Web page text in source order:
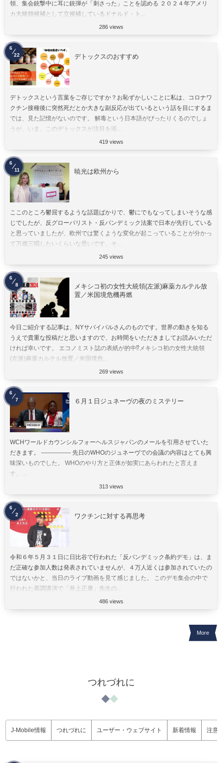
領、集会銃撃中に耳に銃弾が「刺さった」ことを認める ２０２４年アメリ
カ大統領候補として立候補しているドナルド・ト...
286 views
デトックスのおすすめ
デトックスという言葉をご存じですか？お恥ずかしいことに私は、コロナワ
クチン接種後に突然死だとか大きな副反応が出ているという話を目にするま
では、見た記憶がないのです。 解毒という日本語がぴったりくるのでしょ
うが、いま、このデトックスが注目を浴...
419 views
6
22
暁光は欧州から
ここのところ鬱屈するような話題ばかりで、鬱にでもなってしまいそうな感
じでしたが、反グローバリスト・反パンデミック法案で日本が先行している
と思っていましたが、欧州では驚くような変化が起こっていることが分かっ
て万歳三唱したいくらいな思いです。そ...
245 views
6
11
メキシコ初の女性大統領(左派)麻薬カルテル放
置／米国境危機再燃
今日ご紹介する記事は、NYサバイバルさんのものです。世界の動きを知る
うえで貴重な投稿だと思いますので、お時間をいただきましてお読みいただ
ければ幸いです。 エコノミスト誌の表紙が的中⁉︎メキシコ初の女性大統領
(左派)麻薬カルテル放置／米国境危...
269 views
6
8
６月１日ジュネーヴの夜のミステリー
WCHワールドカウンシルフォーヘルスジャパンのメールを引用させていた
だきます。 --------------- 先日のWHOのジュネーヴでの会議の内容はとても興
味深いものでした。 WHOのやり方と正体が如実にあらわれたと言えま
す。...
313 views
6
7
ワクチンに対する再思考
令和６年５月３１日に日比谷で行われた「反パンデミック条約デモ」は、ま
だ正確な参加人数は発表されていませんが、４万人近くは参加されていたの
ではないかと、当日のライブ動画を見て感じました。 このデモ集会の中で
行われた基調講演で「井上正康」先生の...
486 views
6
2
More
つれづれに
J-Mobile情報 つれづれに ユーザー・ウェブサイト 新着情報 注意